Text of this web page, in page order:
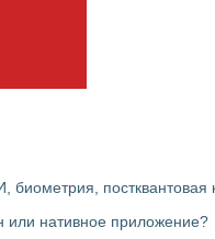
постквантовая
или нативное приложение?